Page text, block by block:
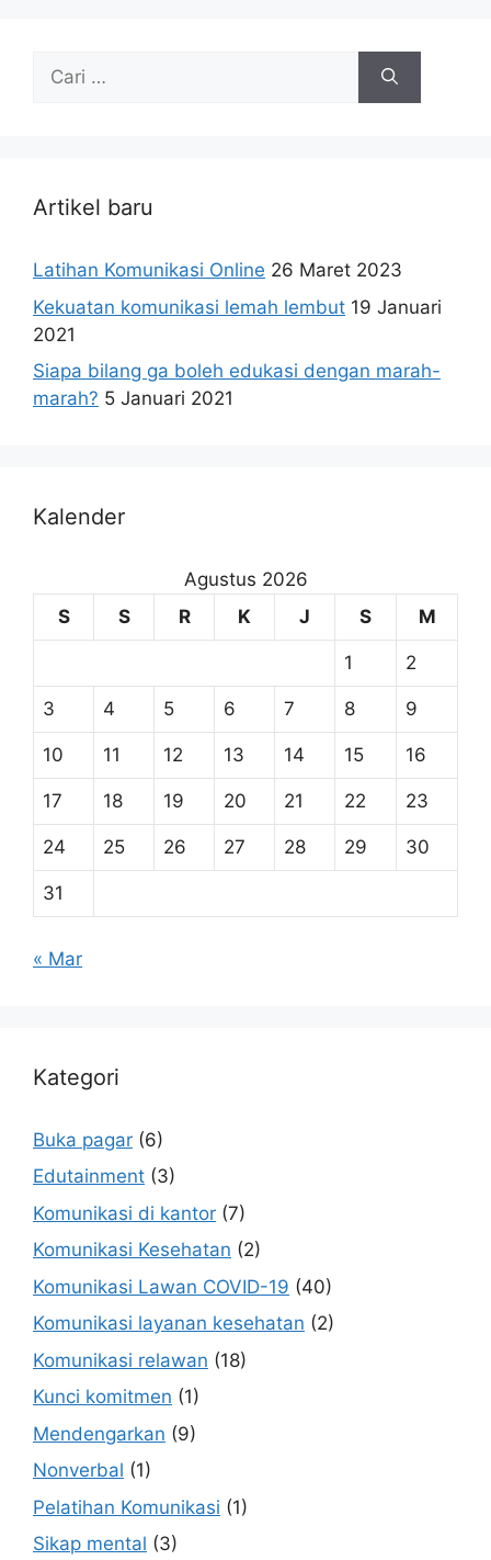
Cari
Artikel baru
Latihan Komunikasi Online 26 Maret 2023
Kekuatan komunikasi lemah lembut 19 Januari
2021
Siapa bilang ga boleh edukasi dengan marah-
marah? 5 Januari 2021
Kalender
Agustus 2026
S
S R K J S M
1 2
3 4 5 6 7 8 9
10 11 12 13 14 15 16
17 18 19 20 21 22 23
24 25 26 27 28 29 30
31
« Mar
Kategori
Buka pagar (6)
Edutainment (3)
Komunikasi di kantor (7)
Komunikasi Kesehatan (2)
Komunikasi Lawan COVID-19 (40)
Komunikasi layanan kesehatan (2)
Komunikasi relawan (18)
Kunci komitmen (1)
Mendengarkan (9)
Nonverbal (1)
Pelatihan Komunikasi (1)
Sikap mental (3)